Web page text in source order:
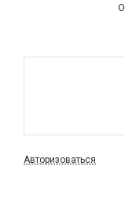
Авторизоваться